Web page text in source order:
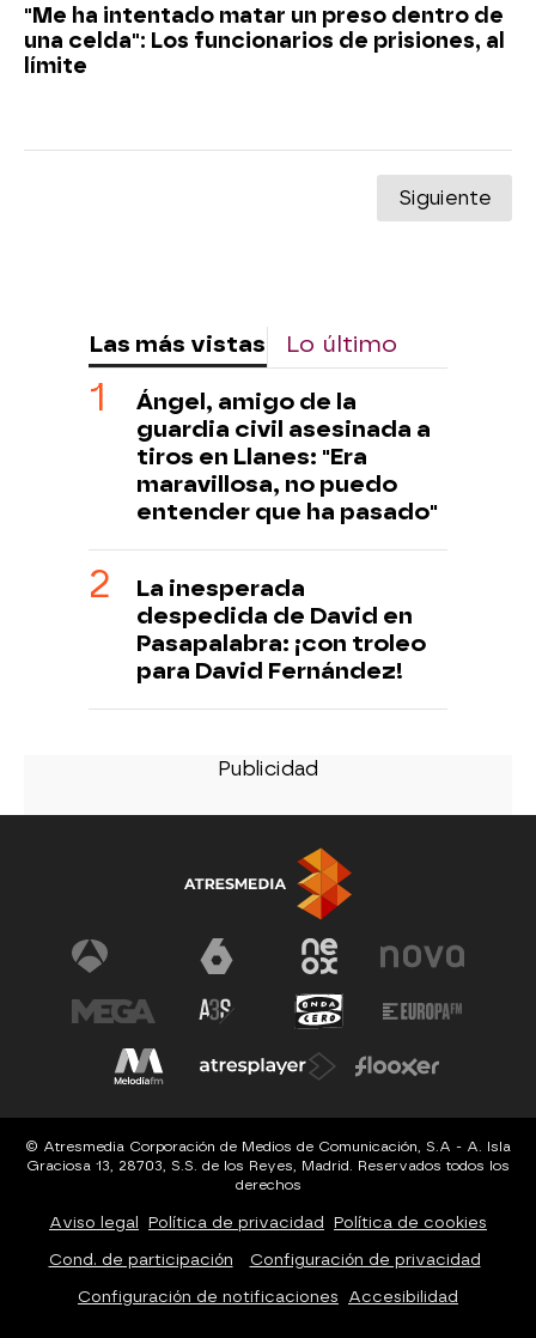
"Me ha intentado matar un preso dentro de
una celda": Los funcionarios de prisiones, al
límite
Siguiente
Las más vistas Lo último
Ángel, amigo de la
guardia civil asesinada a
tiros en Llanes: "Era
maravillosa, no puedo
entender que ha pasado"
La inesperada
despedida de David en
Pasapalabra: ¡con troleo
para David Fernández!
© Atresmedia Corporación de Medios de Comunicación, S.A - A. Isla
Graciosa 13, 28703, S.S. de los Reyes, Madrid. Reservados todos los
derechos
Aviso legal Política de privacidad Política de cookies
Cond. de participación Configuración de privacidad
Configuración de notificaciones Accesibilidad